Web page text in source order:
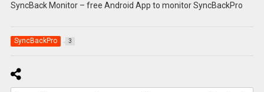
SyncBack Monitor – free Android App to monitor SyncBackPro
SyncBackPro 3